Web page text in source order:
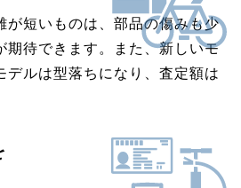
が短いものは、部品の傷みも少
期待できます。また、新しいモ
デルは型落ちになり、査定額は